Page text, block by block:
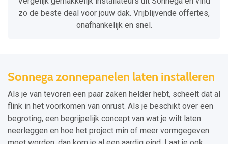
zo de beste deal voor jouw dak. Vrijblijvende offertes,
onafhankelijk en snel.
Sonnega zonnepanelen laten installeren
Als je van tevoren een paar zaken helder hebt, scheelt dat al
flink in het voorkomen van onrust. Als je beschikt over een
begroting, een begrijpelijk concept van wat je wilt laten
neerleggen en hoe het project min of meer vormgegeven